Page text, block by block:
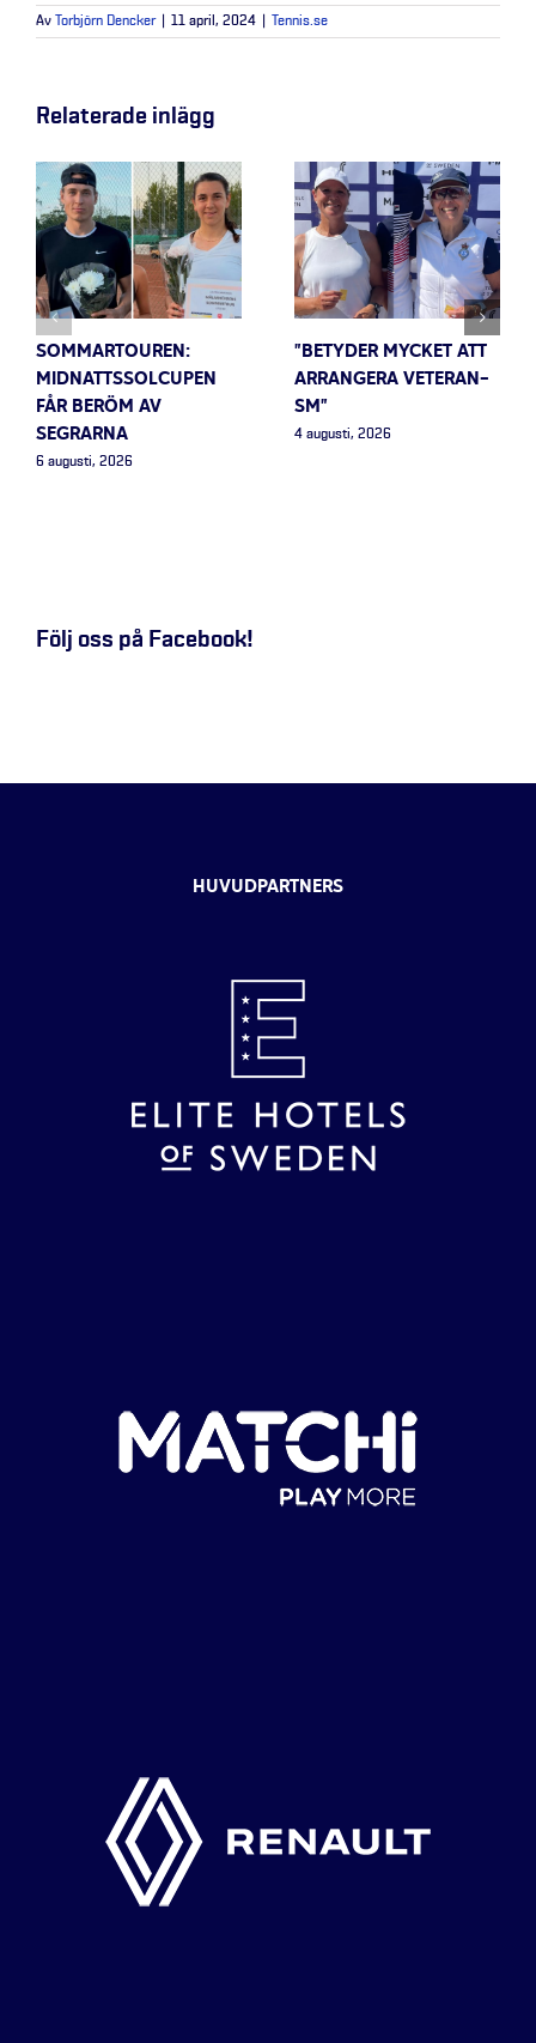
Av Torbjörn Dencker 11 april, 2024 Tennis.se
Relaterade inlägg
SOMMARTOUREN:
MIDNATTSSOLCUPEN
FÅR BERÖM AV
SEGRARNA
6 augusti, 2026
”BETYDER MYCKET ATT
ARRANGERA VETERAN-
SM”
4 augusti, 2026
Följ oss på Facebook!
HUVUDPARTNERS